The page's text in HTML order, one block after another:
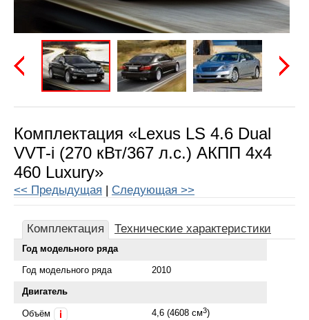
Комплектация «Lexus LS 4.6 Dual
VVT-i (270 кВт/367 л.с.) АКПП 4x4
460 Luxury»
<< Предыдущая Следующая >>
Комплектация Технические характеристики
Год модельного ряда
Год модельного ряда 2010
Двигатель
Объём 4,6 (4608 см3)